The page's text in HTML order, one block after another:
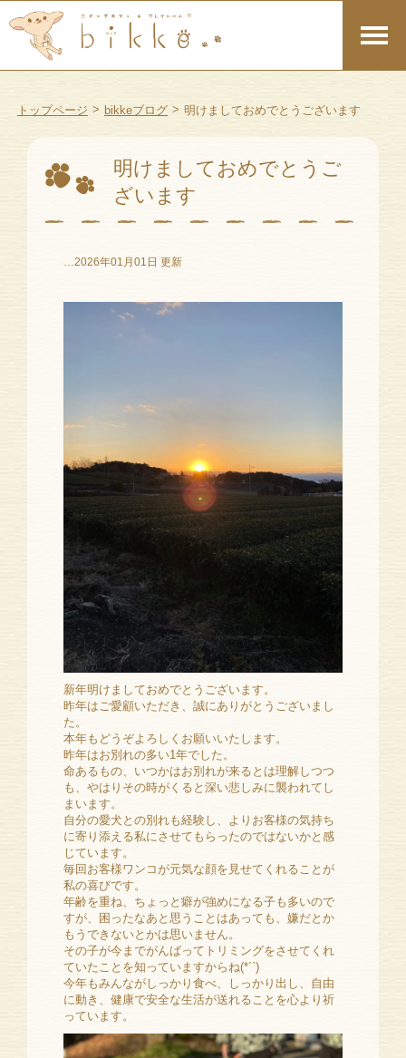
トップページ > bikkeブログ > 明けましておめでとうございます
明けましておめでとうご
ざいます
…2026年01月01日 更新
新年明けましておめでとうございます。
昨年はご愛顧いただき、誠にありがとうございまし
た。
本年もどうぞよろしくお願いいたします。
昨年はお別れの多い1年でした。
命あるもの、いつかはお別れが来るとは理解しつつ
も、やはりその時がくると深い悲しみに襲われてし
まいます。
自分の愛犬との別れも経験し、よりお客様の気持ち
に寄り添える私にさせてもらったのではないかと感
じています。
毎回お客様ワンコが元気な顔を見せてくれることが
私の喜びです。
年齢を重ね、ちょっと癖が強めになる子も多いので
すが、困ったなあと思うことはあっても、嫌だとか
もうできないとかは思いません。
その子が今までがんばってトリミングをさせてくれ
ていたことを知っていますからね(*´`)
今年もみんながしっかり食べ、しっかり出し、自由
に動き、健康で安全な生活が送れることを心より祈
っています。